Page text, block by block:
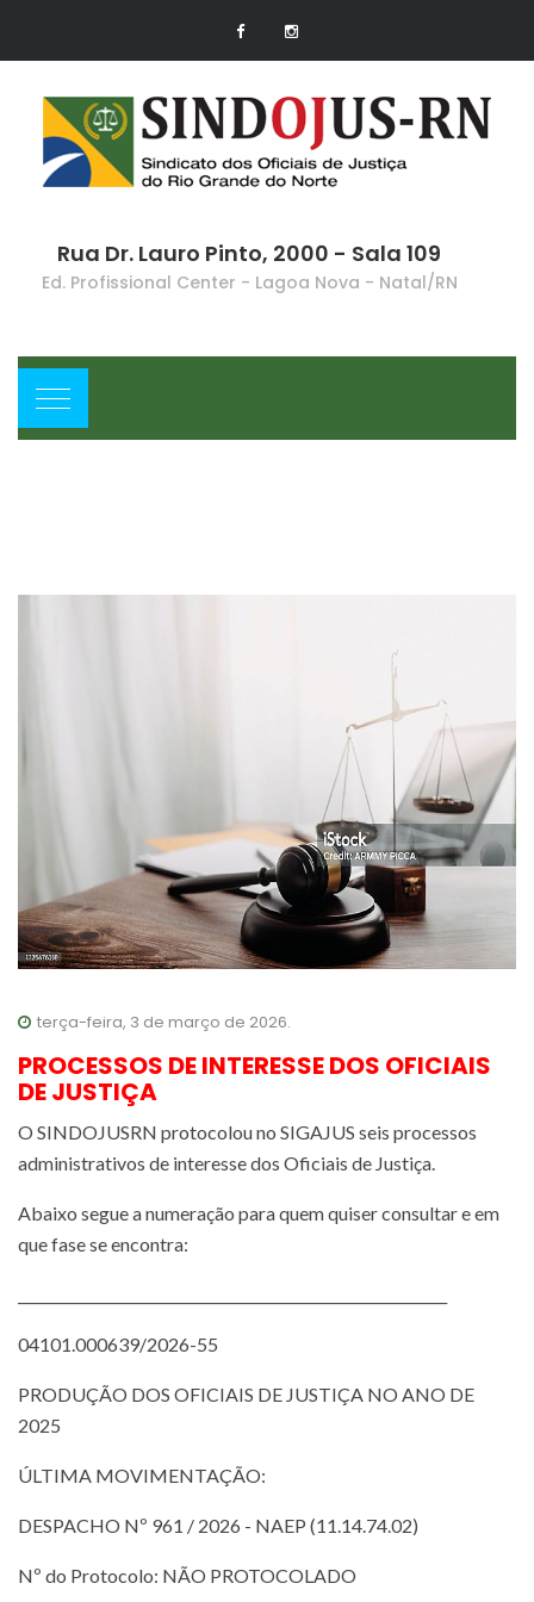
Rua Dr. Lauro Pinto, 2000 - Sala 109
Ed. Profissional Center - Lagoa Nova - Natal/RN
terça-feira, 3 de março de 2026.
PROCESSOS DE INTERESSE DOS OFICIAIS
DE JUSTIÇA
O SINDOJUSRN protocolou no SIGAJUS seis processos
administrativos de interesse dos Oficiais de Justiça.
Abaixo segue a numeração para quem quiser consultar e em
que fase se encontra:
04101.000639/2026-55
PRODUÇÃO DOS OFICIAIS DE JUSTIÇA NO ANO DE
2025
ÚLTIMA MOVIMENTAÇÃO:
DESPACHO Nº 961 / 2026 - NAEP (11.14.74.02)
Nº do Protocolo: NÃO PROTOCOLADO